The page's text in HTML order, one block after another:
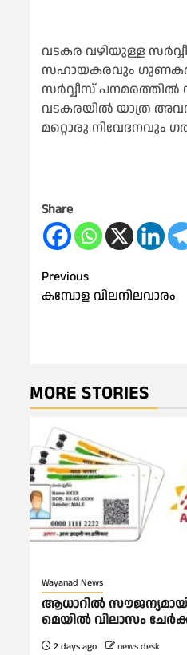
വടകര വഴിയുള്ള
സഹായകരവും
സര്‍വ്വീസ് പനമരത്തില്‍
വടകരയില്‍ യാത്ര
മറ്റൊരു നിവേദനവും
Share
Post
navigation
Previous
കമ്പോള വിലനിലവാരം
MORE STORIES
Wayanad News
ആധാറിൽ
മെയിൽ വിലാസം
2 days ago news desk